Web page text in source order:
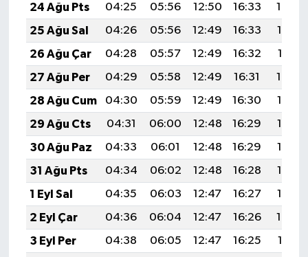
24 Ağu Pts
04:25 05:56 12:50 16:33
19:34
25 Ağu Sal
04:26 05:56 12:49 16:33
19:32
26 Ağu Çar
04:28 05:57 12:49 16:32
19:31
27 Ağu Per
04:29 05:58 12:49 16:31
19:29
28 Ağu Cum
04:30 05:59 12:49 16:30
19:28
29 Ağu Cts
04:31 06:00 12:48 16:29
19:26
30 Ağu Paz
04:33 06:01 12:48 16:29
19:25
31 Ağu Pts
04:34 06:02 12:48 16:28
19:23
1 Eyl Sal
04:35 06:03 12:47 16:27
19:22
2 Eyl Çar
04:36 06:04 12:47 16:26
19:20
3 Eyl Per
04:38 06:05 12:47 16:25
19:19